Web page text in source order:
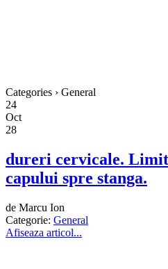
Categories › General
24
Oct
28
dureri cervicale.
capului spre stanga.
de Marcu Ion
Categorie: General
Afiseaza articol...